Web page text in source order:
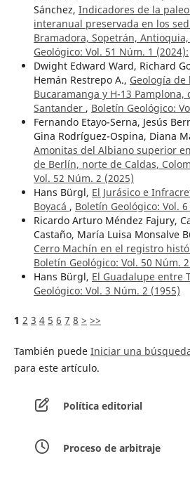
Sánchez, Indicadores de la
interanual preservada en los
Bramadora, Sopetrán,
Geológico: Vol. 51 Núm. 1 (2024):
Dwight Edward Ward, Richard
Hemán Restrepo A., Geología de
Bucaramanga y H-13
Santander , Boletín Geológico:
Fernando Etayo-Serna, Jesús
Gina Rodríguez-Ospina, Diana
Amonitas del Albiano superior
de Berlín, norte de Caldas,
Vol. 52 Núm. 2 (2025)
Hans Bürgl, El Jurásico e
Boyacá , Boletín Geológico: Vol.
Ricardo Arturo Méndez Fajury,
Castaño, María Luisa Monsalve
Cerro Machín en el registro
Boletín Geológico: Vol. 50 Núm.
Hans Bürgl, El Guadalupe entre
Geológico: Vol. 3 Núm. 2 (1955)
1 2 3 4 5 6 7 8 > >>
También puede Iniciar una
para este artículo.
Política editorial
Proceso de arbitraje